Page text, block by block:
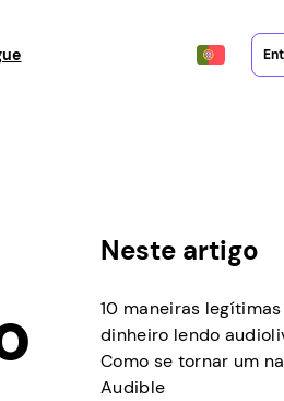
Neste artigo
10 maneiras
dinheiro lendo
Como se tornar um
Audible